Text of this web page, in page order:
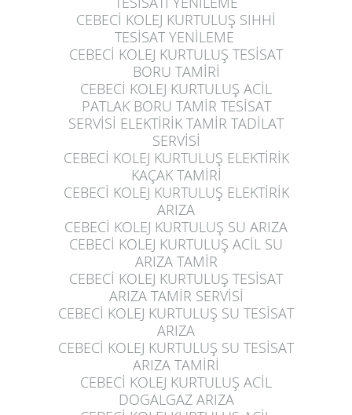
CEBECİ KOLEJ KURTULUŞ SIHHİ
TESİSAT YENİLEME
CEBECİ KOLEJ KURTULUŞ TESİSAT
BORU TAMİRİ
CEBECİ KOLEJ KURTULUŞ ACİL
PATLAK BORU TAMİR TESİSAT
SERVİSİ ELEKTİRİK TAMİR TADİLAT
SERVİSİ
CEBECİ KOLEJ KURTULUŞ ELEKTİRİK
KAÇAK TAMİRİ
CEBECİ KOLEJ KURTULUŞ ELEKTİRİK
ARIZA
CEBECİ KOLEJ KURTULUŞ SU ARIZA
CEBECİ KOLEJ KURTULUŞ ACİL SU
ARIZA TAMİR
CEBECİ KOLEJ KURTULUŞ TESİSAT
ARIZA TAMİR SERVİSİ
CEBECİ KOLEJ KURTULUŞ SU TESİSAT
ARIZA
CEBECİ KOLEJ KURTULUŞ SU TESİSAT
ARIZA TAMİRİ
CEBECİ KOLEJ KURTULUŞ ACİL
DOGALGAZ ARIZA